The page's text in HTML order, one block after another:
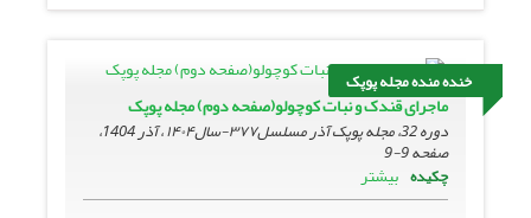
خنده منده مجله پوپک
ماجرای قندک و نبات کوچولو(صفحه دوم) مجله پوپک
دوره 32، مجله پوپک آذر مسلسل۳۷۷-سال۱۴۰۴ ، آذر 1404،
صفحه9-9
چکیده بیشتر